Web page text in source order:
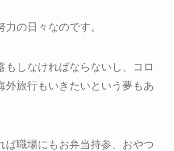
力の日々なのです。
もしなければならないし、コロ
外旅行もいきたいという夢もあ
ば職場にもお弁当持参、おやつ